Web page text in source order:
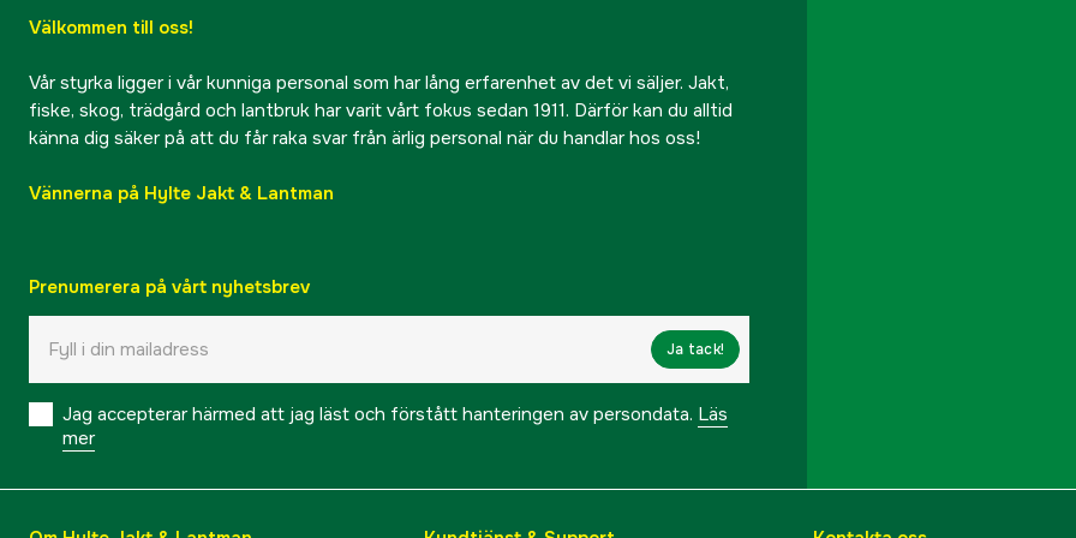
Välkommen till oss!
Vår styrka ligger i vår kunniga personal som har lång erfarenhet av det vi säljer. Jakt,
fiske, skog, trädgård och lantbruk har varit vårt fokus sedan 1911. Därför kan du alltid
känna dig säker på att du får raka svar från ärlig personal när du handlar hos oss!
Vännerna på Hylte Jakt & Lantman
Prenumerera på vårt nyhetsbrev
Ja tack!
Jag accepterar härmed att jag läst och förstått hanteringen av persondata. Läs
mer